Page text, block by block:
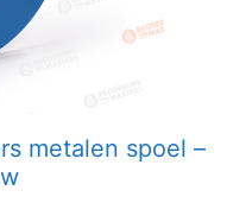
metalen spoel –